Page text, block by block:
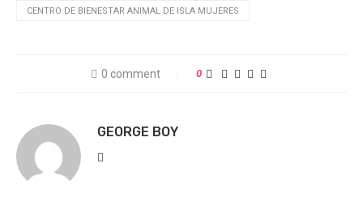
CENTRO DE BIENESTAR ANIMAL DE ISLA MUJERES
0 comment 0
GEORGE BOY